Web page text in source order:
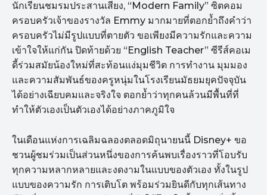
นักเรียนชมรมประสานเสียง, “Modern Family” ซิตคอม
ครอบครัวเจ้าของรางวัล Emmy มากมายที่ตอกย้ำถึงคำว่า
ครอบครัวไม่มีรูปแบบที่ตายตัว ขอเพียงมีความรักและความ
เข้าใจให้แก่กัน ปิดท้ายด้วย “English Teacher” ซีรีส์คอเม
ดี้ร่วมสมัยน้องใหม่ที่สะท้อนแง่มุมชีวิต การทำงาน มุมมอง
และความสัมพันธ์ของครูหนุ่มในโรงเรียนมัธยมยุคปัจจุบัน
ได้อย่างเฉียบคมและจริงใจ ตอกย้ำว่าทุกคนล้วนมีพื้นที่ที่
ทำให้ตัวเองเป็นตัวเองได้อย่างภาคภูมิใจ
ในเดือนแห่งการเฉลิมฉลองตลอดมิถุนายนนี้ Disney+ ขอ
ชวนผู้ชมร่วมเป็นส่วนหนึ่งของการค้นพบเรื่องราวที่โอบรับ
ทุกความหลากหลายและงดงามในแบบของตัวเอง ทั้งในรูป
แบบของความรัก การเติบโต พร้อมร่วมยินดีกับทุกเส้นทาง